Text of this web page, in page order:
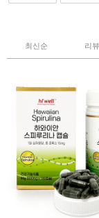
최신순 리